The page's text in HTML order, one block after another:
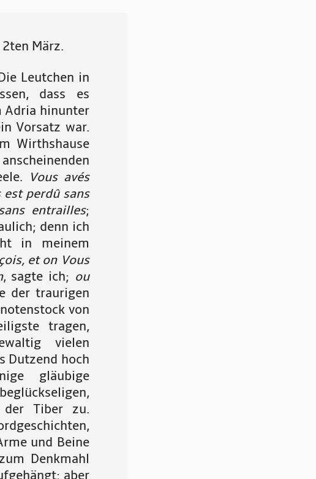
2ten März.
Leutchen in
dass es
Adria hinunter
Vorsatz war.
Wirthshause
Vous avés
perdû sans
entrailles;
denn ich
in meinem
et on Vous
, sagte ich; ou
der traurigen
von
tragen,
vielen
Dutzend hoch
gläubige
der Tiber zu.
und Beine
Denkmahl
aber